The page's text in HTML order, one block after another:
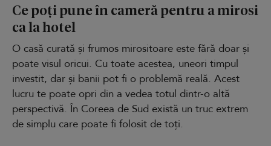
Ce poți pune în cameră pentru a mirosi
ca la hotel
O casă curată și frumos mirositoare este fără doar și
poate visul oricui. Cu toate acestea, uneori timpul
investit, dar și banii pot fi o problemă reală. Acest
lucru te poate opri din a vedea totul dintr-o altă
perspectivă. În Coreea de Sud există un truc extrem
de simplu care poate fi folosit de toți.